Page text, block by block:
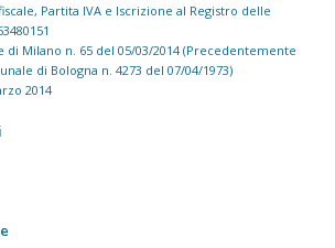
Partita IVA e Iscrizione al Registro delle
di Milano n. 65 del 05/03/2014 (Precedentemente
di Bologna n. 4273 del 07/04/1973)
2014